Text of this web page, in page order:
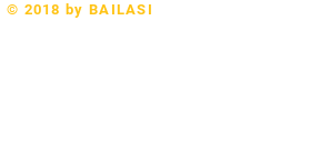
© 2018 by BAILASI